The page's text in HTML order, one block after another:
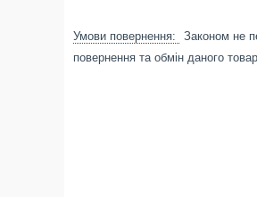
Законом не
повернення та обмін даного